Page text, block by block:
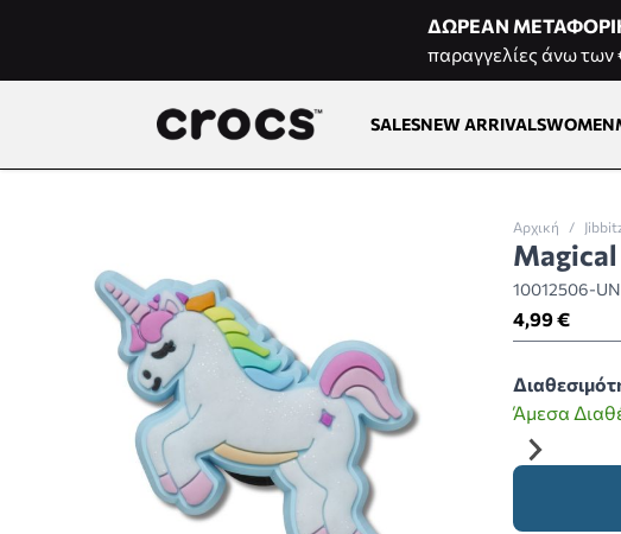
ΔΩΡΕΑΝ
παραγγελίες άνω των
SALESNEW ARRIVALSWOMEN
Αρχική /
10012506-
4,99 €
Άμεσα